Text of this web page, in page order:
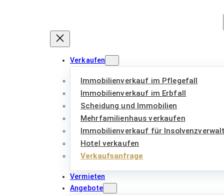
Verkaufen
Immobilienverkauf im Pflegefall
Immobilienverkauf im Erbfall
Scheidung und Immobilien
Mehrfamilienhaus verkaufen
Immobilienverkauf für
Hotel verkaufen
Verkaufsanfrage
Vermieten
Angebote